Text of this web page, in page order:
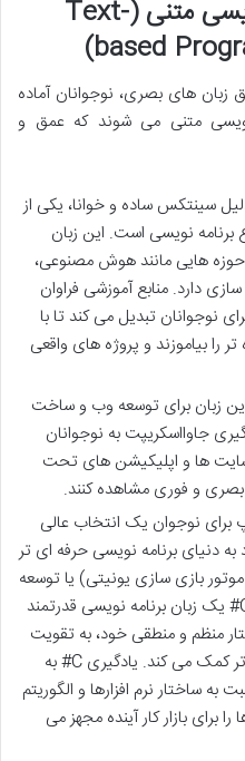
۴.۲. زبان های برنامه نویسی متنی (Text-
based
زبان های بصری، نوجوانان آماده
متنی می شوند که عمق و
سینتکس ساده و خوانا، یکی از
نویسی است. این زبان
حوزه هایی مانند هوش مصنوعی،
دارد. منابع آموزشی فراوان
نوجوانان تبدیل می کند تا با
بیاموزند و پروژه های واقعی
زبان برای توسعه وب و ساخت
جاوااسکریپت به نوجوانان
ها و اپلیکیشن های تحت
و فوری مشاهده کنند.
نوجوان یک انتخاب عالی
دنیای برنامه نویسی حرفه ای تر
بازی سازی یونیتی) یا توسعه
نرم افزارهای دسکتاپ هستند. C# یک زبان برنامه نویسی قدرتمند
منظم و منطقی خود، به تقویت
تفکر منطقی در سطح پیشرفته تر کمک می کند. یادگیری C# به
ساختار نرم افزارها و الگوریتم
بازار کار آینده مجهز می